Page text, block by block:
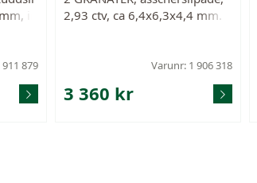
in
879
2,93 ctv, ca 6,4x6,3x4,4 mm.
Varunr: 1 906 318
3 360 kr